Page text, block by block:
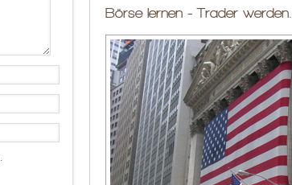
Börse lernen - Trader werden.